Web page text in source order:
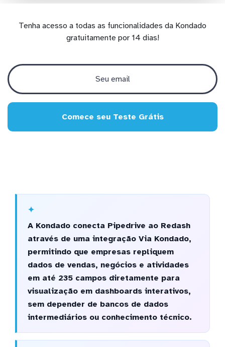
Tenha acesso a todas as funcionalidades da Kondado
gratuitamente por 14 dias!
Comece seu Teste Grátis
A Kondado conecta Pipedrive ao Redash
através de uma integração Via Kondado,
permitindo que empresas repliquem
dados de vendas, negócios e atividades
em até 235 campos diretamente para
visualização em dashboards interativos,
sem depender de bancos de dados
intermediários ou conhecimento técnico.